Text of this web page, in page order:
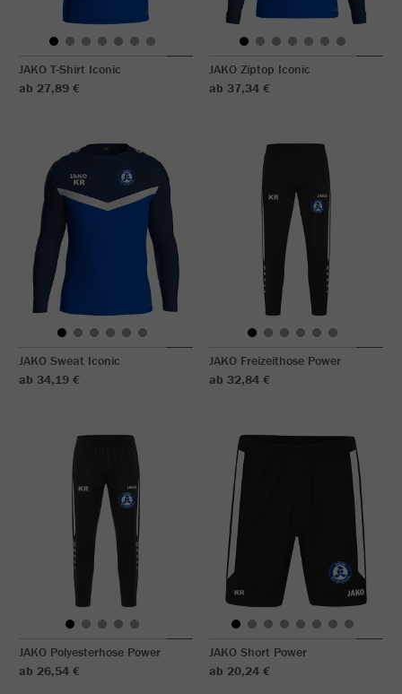
JAKO T-Shirt Iconic
ab 27,89 €
JAKO Ziptop Iconic
ab 37,34 €
JAKO Sweat Iconic
ab 34,19 €
JAKO Freizeithose Power
ab 32,84 €
JAKO Polyesterhose Power
ab 26,54 €
JAKO Short Power
ab 20,24 €